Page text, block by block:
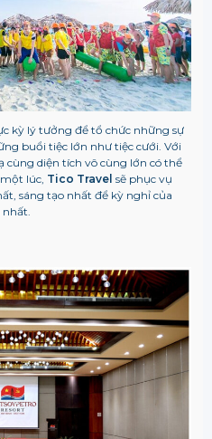
kỳ lý tưởng để tổ chức những sự
buổi tiệc lớn như tiệc cưới. Với
cùng diện tích vô cùng lớn có thể
lúc, Tico Travel sẽ phục vụ
sáng tạo nhất để kỳ nghỉ của